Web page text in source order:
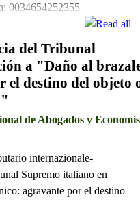
0034654252355
del Tribunal
a "Daño al
el destino del objeto
de Abogados y
internazionale-
Supremo italiano en
agravante por el destino